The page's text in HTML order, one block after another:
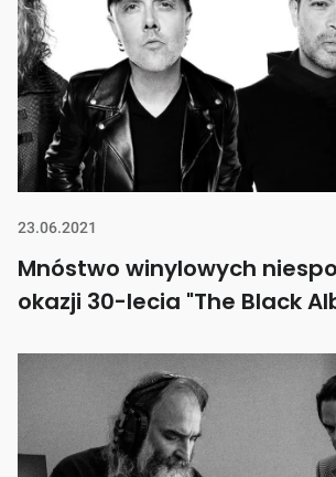
23.06.2021
Mnóstwo winylowych
okazji 30-lecia "The Black